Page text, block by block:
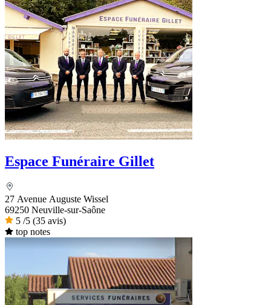
Espace Funéraire Gillet
27 Avenue Auguste Wissel
69250 Neuville-sur-Saône
5 /5 (35 avis)
top notes